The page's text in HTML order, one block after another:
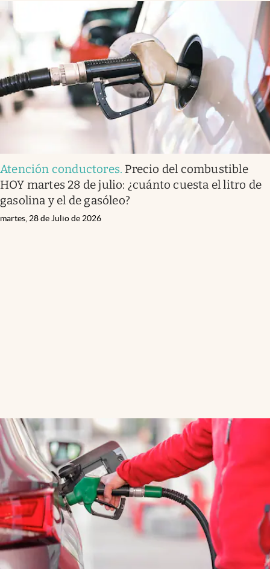
Atención conductores. Precio del combustible
HOY martes 28 de julio: ¿cuánto cuesta el litro de
gasolina y el de gasóleo?
martes, 28 de Julio de 2026